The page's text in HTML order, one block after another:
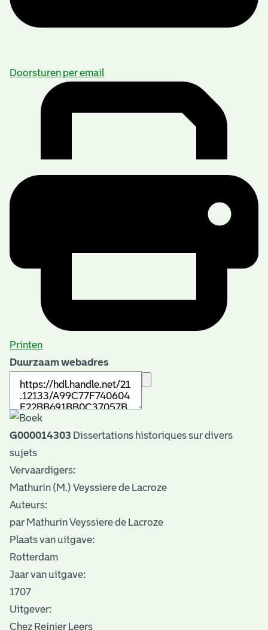
Doorsturen per email
Printen
Duurzaam webadres
G000014303 Dissertations historiques sur divers
sujets
Vervaardigers:
Mathurin (M.) Veyssiere de Lacroze
Auteurs:
par Mathurin Veyssiere de Lacroze
Plaats van uitgave:
Rotterdam
Jaar van uitgave:
1707
Uitgever:
Chez Reinier Leers